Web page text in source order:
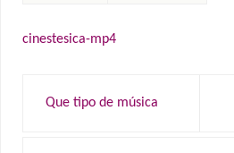
cinestesica-mp4
Que tipo de música